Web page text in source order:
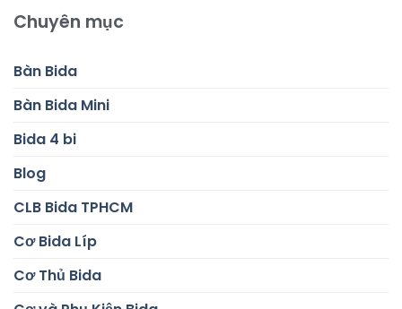
Chuyên mục
Bàn Bida
Bàn Bida Mini
Bida 4 bi
Blog
CLB Bida TPHCM
Cơ Bida Líp
Cơ Thủ Bida